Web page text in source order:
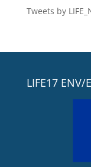
Tweets by
LIFE17 ENV/